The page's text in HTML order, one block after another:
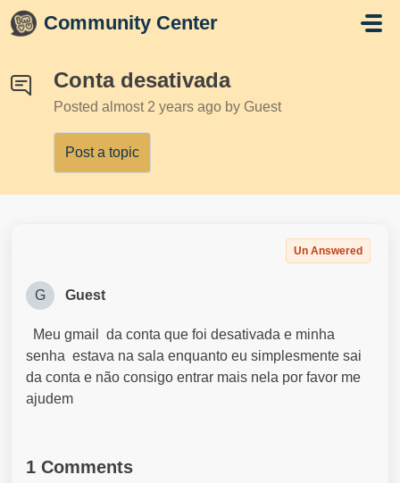
Skip to main content
Community Center
Conta desativada
Posted almost 2 years ago by Guest
Post a topic
Un Answered
G Guest
Meu gmail da conta que foi desativada e minha
senha estava na sala enquanto eu simplesmente sai
da conta e não consigo entrar mais nela por favor me
ajudem
1 Comments